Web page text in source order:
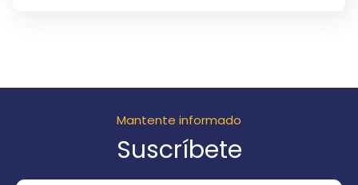
Mantente informado
Suscríbete